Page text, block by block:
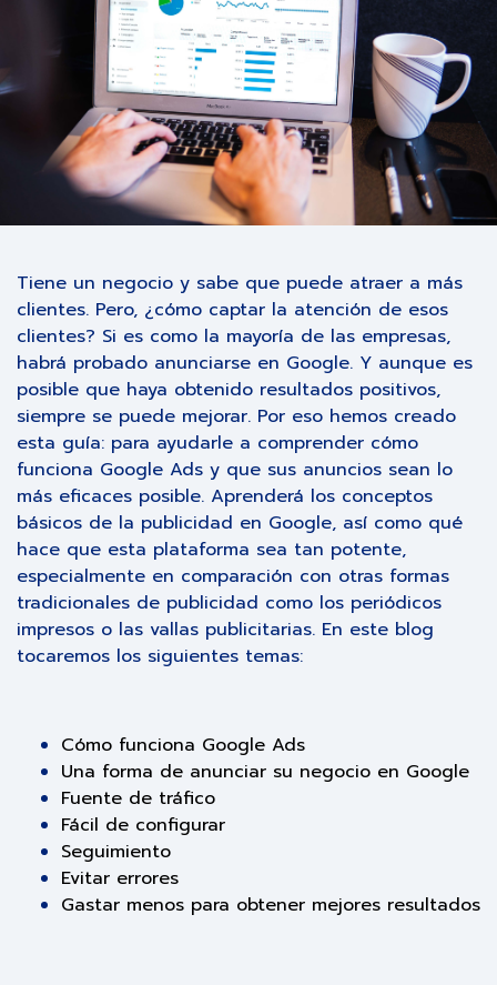
Tiene un negocio y sabe que puede atraer a más
clientes. Pero, ¿cómo captar la atención de esos
clientes? Si es como la mayoría de las empresas,
habrá probado anunciarse en Google. Y aunque es
posible que haya obtenido resultados positivos,
siempre se puede mejorar. Por eso hemos creado
esta guía: para ayudarle a comprender cómo
funciona Google Ads y que sus anuncios sean lo
más eficaces posible. Aprenderá los conceptos
básicos de la publicidad en Google, así como qué
hace que esta plataforma sea tan potente,
especialmente en comparación con otras formas
tradicionales de publicidad como los periódicos
impresos o las vallas publicitarias. En este blog
tocaremos los siguientes temas:
Cómo funciona Google Ads
Una forma de anunciar su negocio en Google
Fuente de tráfico
Fácil de configurar
Seguimiento
Evitar errores
Gastar menos para obtener mejores resultados